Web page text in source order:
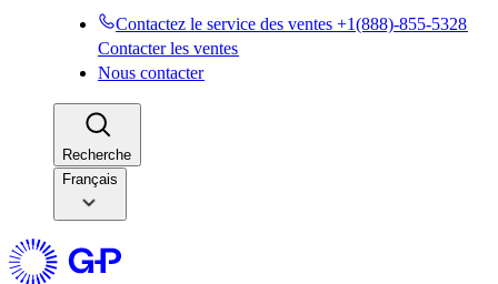
Contactez le service des ventes +1(888)-855-5328​​
Contacter les ventes​​
Nous contacter​​
Recherche​​
Français